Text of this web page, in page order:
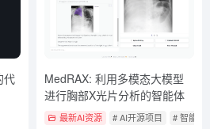
代
MedRAX: 利用多模态大模型
进行胸部X光片分析的智能体
最新AI资源 # AI开源项目 # 智能体